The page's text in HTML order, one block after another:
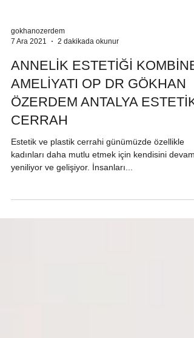
gokhanozerdem
ANNELİK ESTETİĞİ KOMBİNE
AMELİYATI OP DR GÖKHAN
ÖZERDEM ANTALYA ESTETİK
CERRAH
Estetik ve plastik cerrahi günümüzde özellikle
yeniliyor ve gelişiyor. İnsanları...